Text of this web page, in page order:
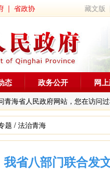
| 省政协 藏文版
青海省人民政府网站，您在访问
态 政务公开 网
题 / 法治青海
我省八部门联合发